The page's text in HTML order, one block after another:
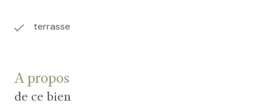
terrasse
A propos
de ce bien